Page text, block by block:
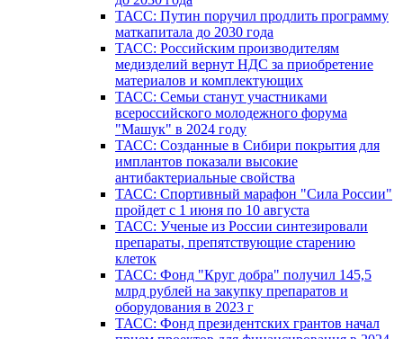
ТАСС: Путин поручил продлить программу
маткапитала до 2030 года
ТАСС: Российским производителям
медизделий вернут НДС за приобретение
материалов и комплектующих
ТАСС: Семьи станут участниками
всероссийского молодежного форума
"Машук" в 2024 году
ТАСС: Созданные в Сибири покрытия для
имплантов показали высокие
антибактериальные свойства
ТАСС: Спортивный марафон "Сила России"
пройдет с 1 июня по 10 августа
ТАСС: Ученые из России синтезировали
препараты, препятствующие старению
клеток
ТАСС: Фонд "Круг добра" получил 145,5
млрд рублей на закупку препаратов и
оборудования в 2023 г
ТАСС: Фонд президентских грантов начал